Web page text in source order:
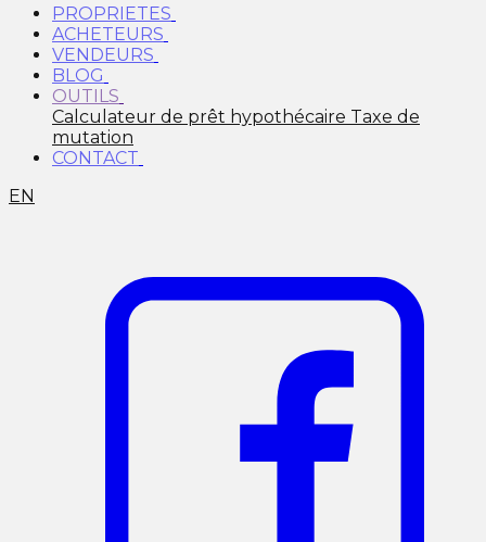
PROPRIETES
ACHETEURS
VENDEURS
BLOG
OUTILS
Calculateur de prêt hypothécaire Taxe de
mutation
CONTACT
EN